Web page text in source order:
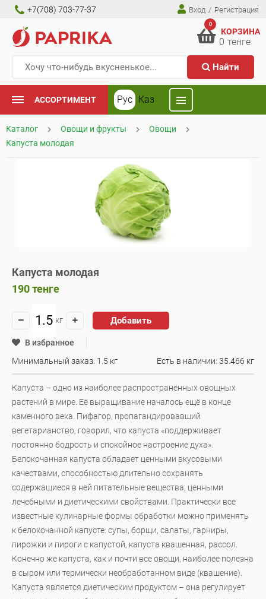
+7(708) 703-77-37 Вход / Регистрация
Найти
0
КОРЗИНА
0 тенге
АССОРТИМЕНТ Рус Каз
Каталог Овощи и фрукты
Овощи
Капуста молодая
Капуста молодая
190тенге
кг Добавить
В избранное
Минимальный заказ: 1.5 кг
Есть в наличии: 35.466 кг
Капуста – одно из наиболее распространённых овощных
растений в мире. Её выращивание началось ещё в конце
каменного века. Пифагор, пропагандировавший
вегетарианство, говорил, что капуста «поддерживает
постоянно бодрость и спокойное настроение духа».
Белокочанная капуста обладает ценными вкусовыми
качествами, способностью длительно сохранять
содержащиеся в ней питательные вещества, ценными
лечебными и диетическими свойствами. Практически все
известные кулинарные формы обработки можно применять
к белокочанной капусте: супы, борщи, салаты, гарниры,
пирожки и пироги с капустой, капуста квашенная, рассол.
Конечно же капуста, как и почти все овощи, наиболее полезна
в сыром или термически необработанном виде (квашение).
Капуста является диетическим продуктом – она регулирует